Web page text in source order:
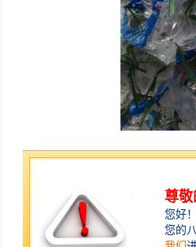
1、质轻，搬运装卸便利：
2、流体阻力小：管材内壁